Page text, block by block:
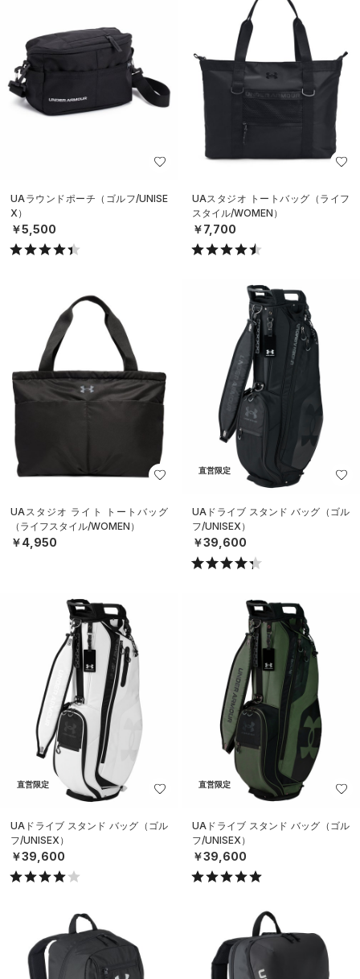
UAラウンドポーチ（ゴルフ/UNISE
X）
￥5,500
UAスタジオ トートバッグ（ライフ
スタイル/WOMEN）
￥7,700
UAスタジオ ライト トートバッグ
（ライフスタイル/WOMEN）
￥4,950
直営限定
UAドライブ スタンド バッグ（ゴル
フ/UNISEX）
￥39,600
直営限定
UAドライブ スタンド バッグ（ゴル
フ/UNISEX）
￥39,600
直営限定
UAドライブ スタンド バッグ（ゴル
フ/UNISEX）
￥39,600